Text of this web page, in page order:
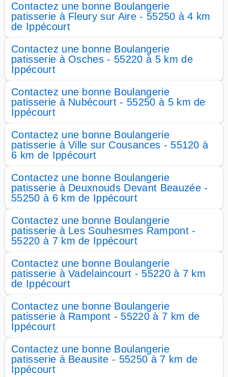
Contactez une bonne Boulangerie
patisserie à Fleury sur Aire - 55250 à 4 km
de Ippécourt
Contactez une bonne Boulangerie
patisserie à Osches - 55220 à 5 km de
Ippécourt
Contactez une bonne Boulangerie
patisserie à Nubécourt - 55250 à 5 km de
Ippécourt
Contactez une bonne Boulangerie
patisserie à Ville sur Cousances - 55120 à
6 km de Ippécourt
Contactez une bonne Boulangerie
patisserie à Deuxnouds Devant Beauzée -
55250 à 6 km de Ippécourt
Contactez une bonne Boulangerie
patisserie à Les Souhesmes Rampont -
55220 à 7 km de Ippécourt
Contactez une bonne Boulangerie
patisserie à Vadelaincourt - 55220 à 7 km
de Ippécourt
Contactez une bonne Boulangerie
patisserie à Rampont - 55220 à 7 km de
Ippécourt
Contactez une bonne Boulangerie
patisserie à Beausite - 55250 à 7 km de
Ippécourt